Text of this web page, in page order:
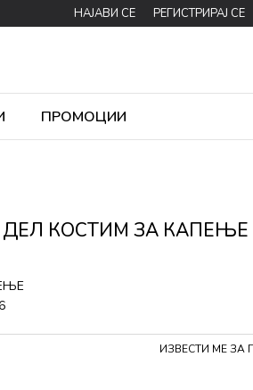
НАЈАВИ СЕ РЕГИСТРИРАЈ СЕ
ПРОМОЦИИ
ДЕЛ КОСТИМ ЗА КАПЕЊЕ
ИЗВЕСТИ МЕ ЗА